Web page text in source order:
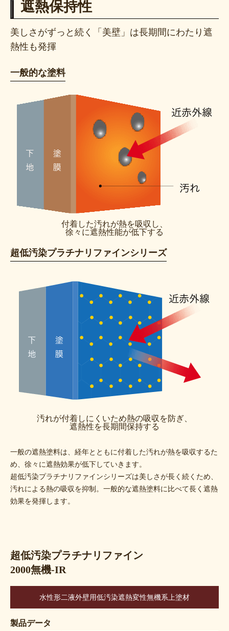
遮熱保持性
美しさがずっと続く「美壁」は長期間にわたり遮
熱性も発揮
一般的な塗料
付着した汚れが熱を吸収し、
徐々に遮熱性能が低下する
超低汚染プラチナリファインシリーズ
汚れが付着しにくいため熱の吸収を防ぎ、
遮熱性を長期間保持する
一般の遮熱塗料は、経年とともに付着した汚れが熱を吸収するた
め、徐々に遮熱効果が低下していきます。
超低汚染プラチナリファインシリーズは美しさが長く続くため、
汚れによる熱の吸収を抑制。一般的な遮熱塗料に比べて長く遮熱
効果を発揮します。
超低汚染プラチナリファイン
2000無機-IR
水性形二液外壁用低汚染遮熱変性無機系上塗材
製品データ